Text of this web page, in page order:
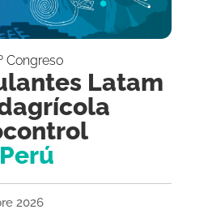
Congreso
Latam
Perú
2026